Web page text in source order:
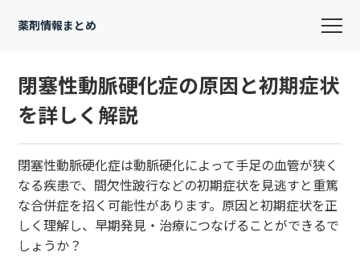
薬剤情報まとめ
閉塞性動脈硬化症の原因と初期症状
を詳しく解説
閉塞性動脈硬化症は動脈硬化によって手足の血管が狭く
なる疾患で、間欠性跛行などの初期症状を見逃すと重篤
な合併症を招く可能性があります。原因と初期症状を正
しく理解し、早期発見・治療につなげることができるで
しょうか？